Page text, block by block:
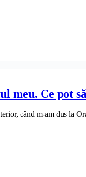
meu. Ce pot
când m-am dus la